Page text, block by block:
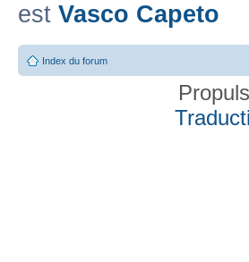
est Vasco Capeto
Index du forum